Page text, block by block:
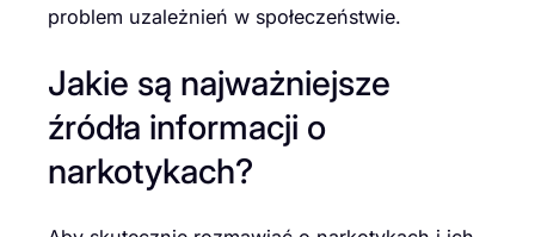
problem uzależnień w społeczeństwie.
Jakie są najważniejsze
źródła informacji o
narkotykach?